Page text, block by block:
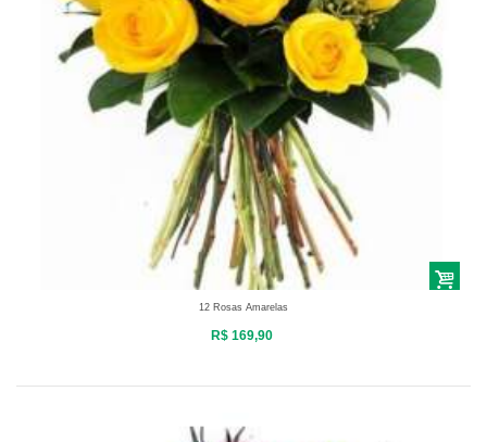
12 Rosas Amarelas
R$ 169,90